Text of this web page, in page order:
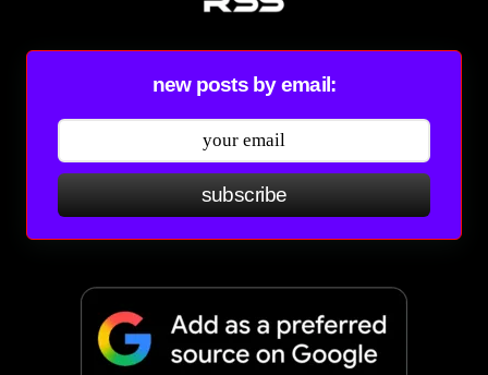
new posts by email:
subscribe